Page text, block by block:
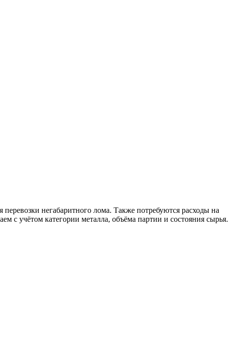
негабаритного лома. Также потребуются расходы на
с учётом категории металла, объёма партии и состояния сырья.